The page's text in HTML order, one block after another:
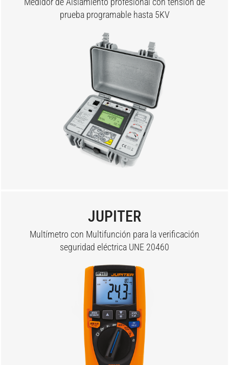
prueba programable hasta 5KV
JUPITER
Multímetro con Multifunción para la verificación
seguridad eléctrica UNE 20460